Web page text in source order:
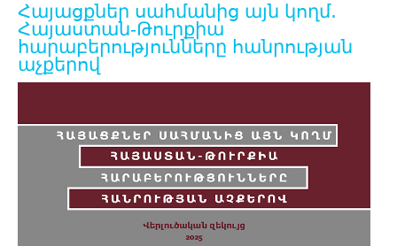
Հայացքներ սահմանից այն կողմ․
Հայաստան-Թուրքիա
հարաբերությունները հանրության
աչքերով